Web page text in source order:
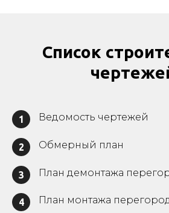
Список
1 Ведомость чертежей
2 Обмерный план
3 План демонтажа
4 План монтажа